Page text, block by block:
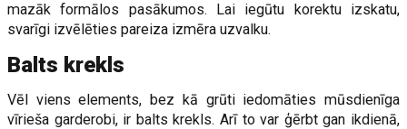
mazāk formālos pasākumos. Lai iegūtu korektu izskatu,
svarīgi izvēlēties pareiza izmēra uzvalku.
Balts krekls
Vēl viens elements, bez kā grūti iedomāties mūsdienīga
vīrieša garderobi, ir balts krekls. Arī to var ģērbt gan ikdienā,